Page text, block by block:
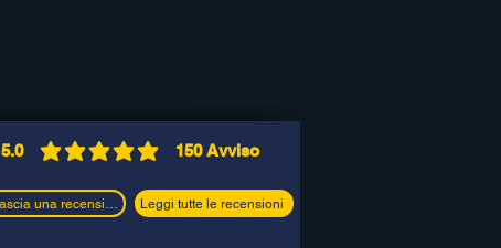
5.0 150 Avviso
la valutazione media è 5 su 5, in base a 150 voti,
Leggi tutte le recensioni